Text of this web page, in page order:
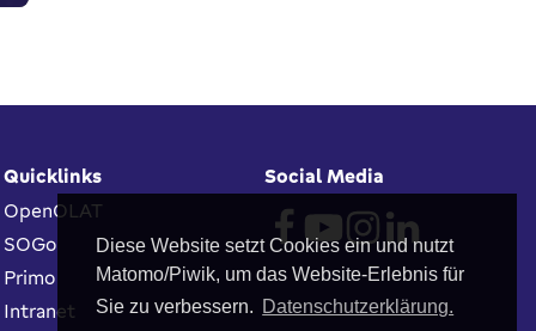
Diese Website setzt Cookies ein und nutzt
Matomo/Piwik, um das Website-Erlebnis für
Sie zu verbessern. Datenschutzerklärung.
Quicklinks
OpenOLAT
SOGo
Primo
Intranet
Social Media